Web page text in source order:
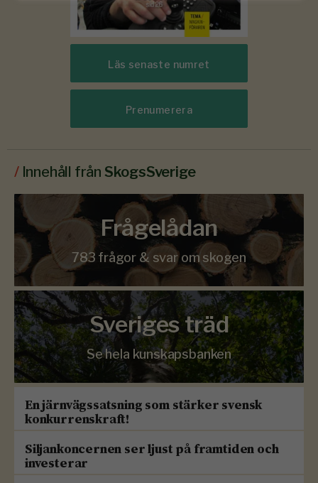
Läs senaste numret
Prenumerera
/ Innehåll från SkogsSverige
Frågelådan
783 frågor & svar om skogen
Sveriges träd
Se hela kunskapsbanken
En järnvägssatsning som stärker svensk
konkurrenskraft!
Siljankoncernen ser ljust på framtiden och
investerar